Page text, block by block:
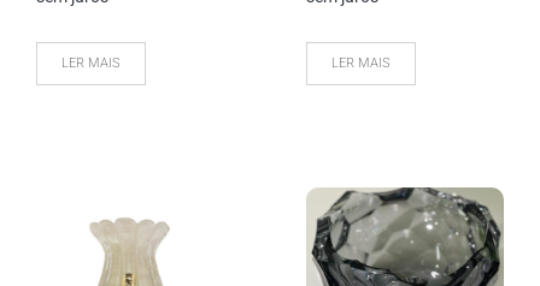
LER MAIS LER MAIS